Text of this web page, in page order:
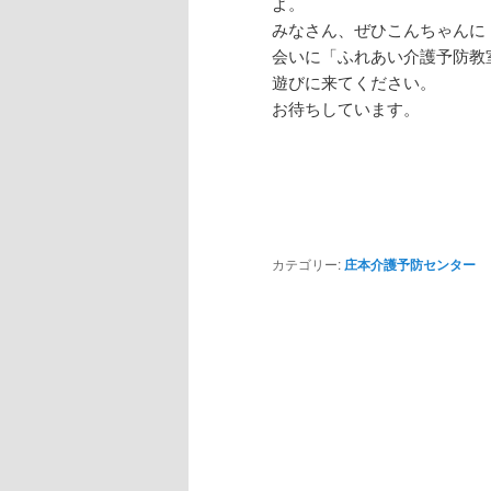
みなさん、ぜひこんちゃんに
会いに「ふれあい介護予防教
遊びに来てください。
お待ちしています。
カテゴリー:庄本介護予防センター